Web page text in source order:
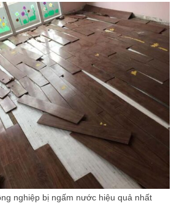
nghiệp bị ngấm nước hiệu quả nhất